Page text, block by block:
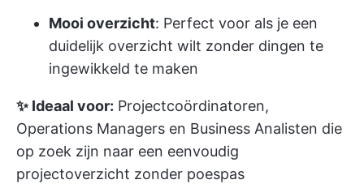
Mooi overzicht: Perfect voor als je een
duidelijk overzicht wilt zonder dingen te
ingewikkeld te maken
✨ Ideaal voor: Projectcoördinatoren,
Operations Managers en Business Analisten die
op zoek zijn naar een eenvoudig
projectoverzicht zonder poespas